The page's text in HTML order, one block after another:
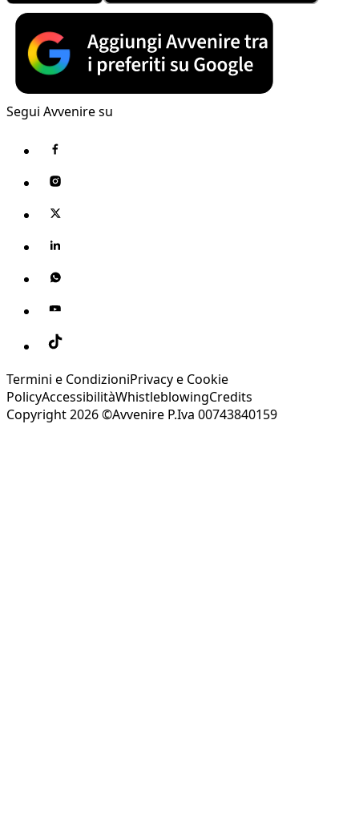
Segui Avvenire su
Termini e CondizioniPrivacy e Cookie
PolicyAccessibilitàWhistleblowingCredits
Copyright 2026 ©Avvenire P.Iva 00743840159